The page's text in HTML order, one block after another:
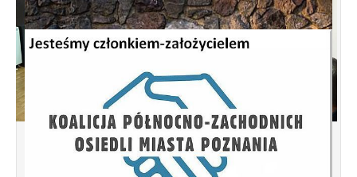
Spotkanie informacyjne w sprawie
budowy ulic Łebska, Łagowska,
Kociewska, Żukowska